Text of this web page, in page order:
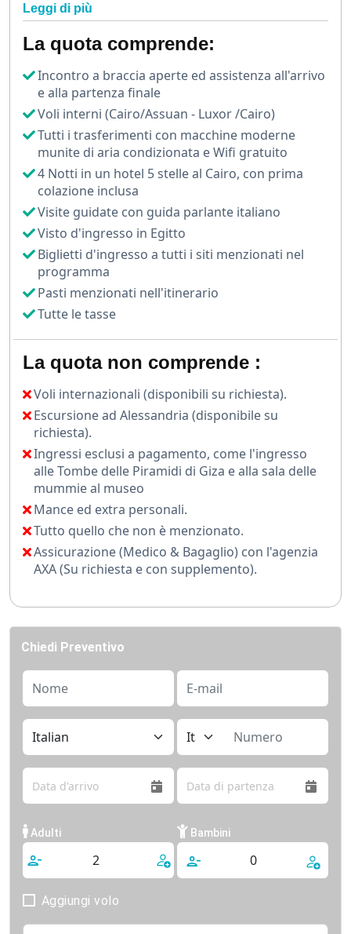
città e ti offrirà un'esperienza autentica durante uno dei
Il tuo viaggio inizierà con una visita alle leggendarie
Piramidi di Giza, l'ultima meraviglia ancora esistente
del mondo antico.
storia millenaria di
Menfi Saqqara, dove si trova la
famosa Piramide a Gradoni di Djoser, una delle prime
strutture monumentali in pietra della storia.
Non mancherà una visita al nuovissimo Grand
Egyptian Museum (GEM), un progetto straordinario che
raccoglie tesori faraonici come mai prima d'ora, incluso
il celebre corredo di Tutankhamon.
un'imponente fortezza medievale che domina il Cairo e
ospita la splendida Moschea di alabastro di
Muhammad Ali.
Per chi desidera arricchire ulteriormente l’esperienza,
sarà possibile partecipare a un'escursione facoltativa
ad Alessandria.
Scopri questa affascinante città sul Mediterraneo, tra
biblioteche storiche, fortezze sul mare e l'influenza
multiculturale che la contraddistingue.
Durante tutto il soggiorno, avrai tempo libero per
esplorare i mercati tradizionali, assaporare la cucina
locale e vivere le celebrazioni pasquali che animano la
ricordi che dureranno per sempre.
Prenota ora il tuo posto per un'avventura speciale nella
magica atmosfera dell'Egitto a Pasqua 2026!
Leggi di più
La quota comprende:
Incontro a braccia aperte ed assistenza all'arrivo
e alla partenza finale
Voli interni (Cairo/Assuan - Luxor /Cairo)
Tutti i trasferimenti con macchine moderne
munite di aria condizionata e Wifi gratuito
4 Notti in un hotel 5 stelle al Cairo, con prima
colazione inclusa
Visite guidate con guida parlante italiano
Visto d'ingresso in Egitto
Biglietti d'ingresso a tutti i siti menzionati nel
programma
Pasti menzionati nell'itinerario
Tutte le tasse
La quota non comprende :
Voli internazionali (disponibili su richiesta).
Escursione ad Alessandria (disponibile su
richiesta).
Ingressi esclusi a pagamento, come l'ingresso
alle Tombe delle Piramidi di Giza e alla sala delle
mummie al museo
Mance ed extra personali.
Tutto quello che non è menzionato.
Assicurazione (Medico & Bagaglio) con l'agenzia
AXA (Su richiesta e con supplemento).
Chiedi Preventivo
Adulti Bambini
Aggiungi volo